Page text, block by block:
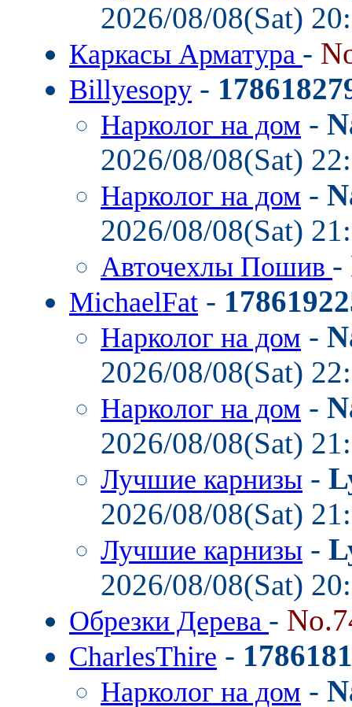
2026/08/08(Sat)
Каркасы Арматура -
Billyesopy -
Нарколог на дом -
2026/08/08(Sat)
Нарколог на дом -
2026/08/08(Sat)
Авточехлы Пошив -
MichaelFat -
Нарколог на дом -
2026/08/08(Sat)
Нарколог на дом -
2026/08/08(Sat)
Лучшие карнизы -
2026/08/08(Sat)
Лучшие карнизы -
2026/08/08(Sat)
Обрезки Дерева -
CharlesThire -
Нарколог на дом -